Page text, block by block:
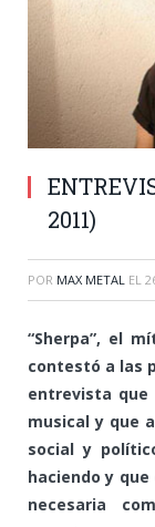
2011)
POR MAX METAL EL
“Sherpa”, el
contestó a las
entrevista
musical y que
social y
haciendo y
necesaria